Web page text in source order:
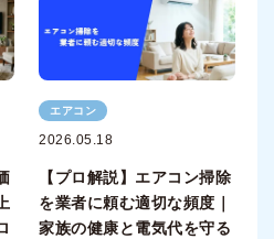
エアコン
2026.05.18
【プロ解説】エアコン掃除
を業者に頼む適切な頻度｜
家族の健康と電気代を守る